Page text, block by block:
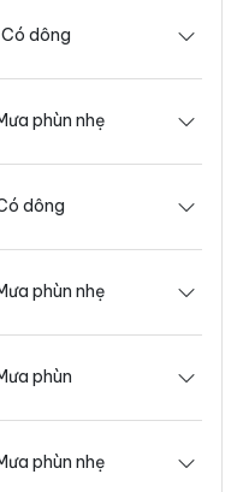
Có dông
phùn nhẹ
dông
phùn nhẹ
phùn
phùn nhẹ